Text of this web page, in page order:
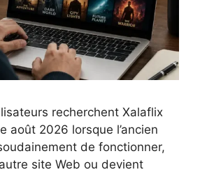
recherchent Xalaflix
août 2026 lorsque l’ancien
de fonctionner,
site Web ou devient